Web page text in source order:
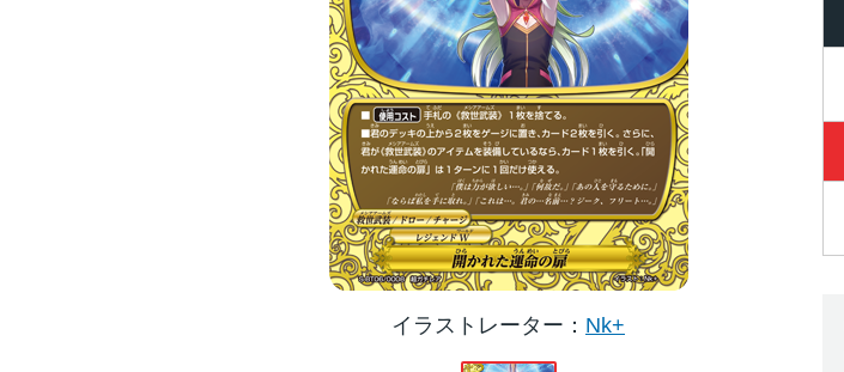
イラストレーター Nk+